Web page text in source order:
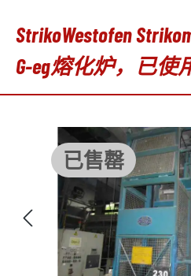
StrikoWestofen
G-eg熔化炉，已使
已售罄
Skip image gallery